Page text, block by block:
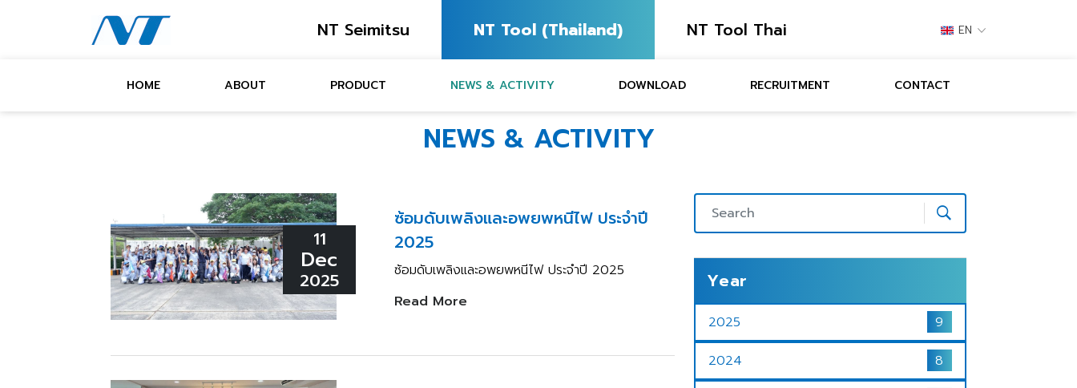
NT Seimitsu NT Tool (Thailand) NT Tool Thai EN
HOME ABOUT PRODUCT NEWS & ACTIVITY DOWNLOAD RECRUITMENT CONTACT
NEWS & ACTIVITY
11
Dec
2025
ซ้อมดับเพลิงและอพยพหนีไฟ ประจำปี
2025
ซ้อมดับเพลิงและอพยพหนีไฟ ประจำปี 2025
Read More
Year
2025
9
2024
8